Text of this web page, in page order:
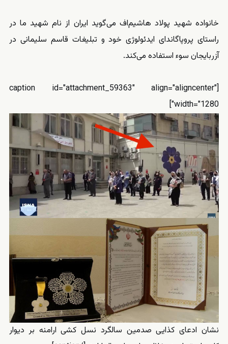
خانواده شهید پولاد هاشیم‌اف می‌گوید ایران از نام شهید ما در
راستای پروپاگاندای ایدئولوژی خود و تبلیغات قاسم سلیمانی در
آزربایجان سوء استفاده می‌کند.
[caption id="attachment_59363" align="aligncenter"
width="1280"]
نشان ادعای کذایی صدمین سالگرد نسل کشی ارامنه بر دیوار